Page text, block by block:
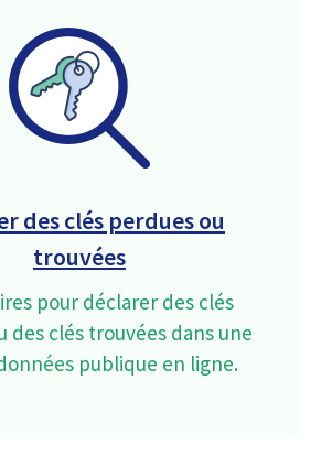
des clés perdues ou
trouvées
pour déclarer des clés
des clés trouvées dans une
publique en ligne.